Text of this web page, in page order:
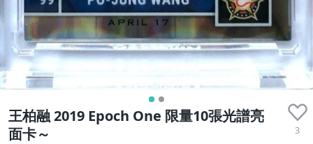
王柏融 2019 Epoch One 限量10張光譜亮
面卡～
3